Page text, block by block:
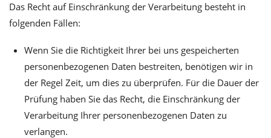
Das Recht auf Einschränkung der Verarbeitung besteht in
folgenden Fällen:
Wenn Sie die Richtigkeit Ihrer bei uns gespeicherten
personenbezogenen Daten bestreiten, benötigen wir in
der Regel Zeit, um dies zu überprüfen. Für die Dauer der
Prüfung haben Sie das Recht, die Einschränkung der
Verarbeitung Ihrer personenbezogenen Daten zu
verlangen.